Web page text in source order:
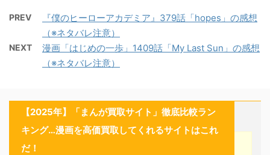
PREV
『僕のヒーローアカデミア』379話「hopes」の感想
（※ネタバレ注意）
NEXT
漫画「はじめの一歩」1409話「My Last Sun」の感想
（※ネタバレ注意）
【2025年】「まんが買取サイト」徹底比較ラン
キング…漫画を高価買取してくれるサイトはこれ
だ！